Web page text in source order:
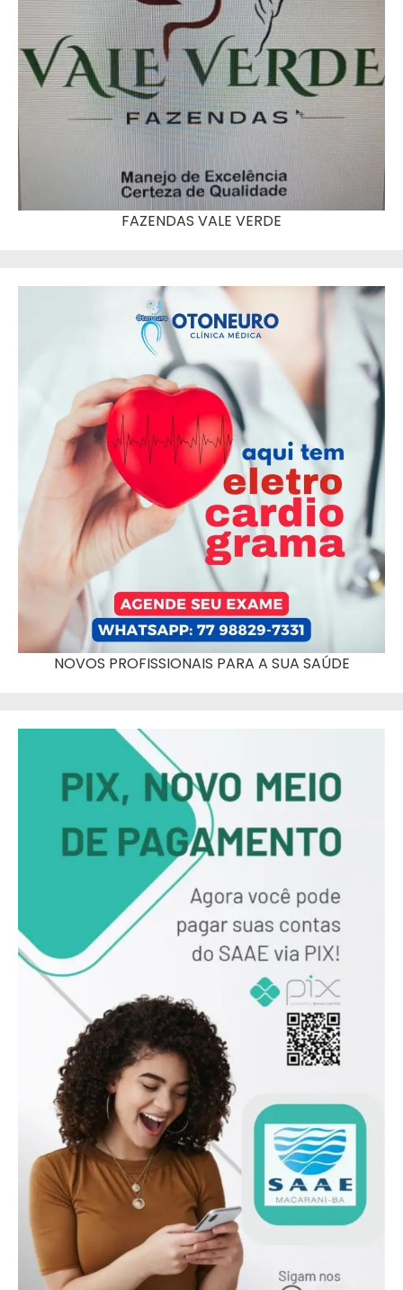
FAZENDAS VALE VERDE
NOVOS PROFISSIONAIS PARA A SUA SAÚDE